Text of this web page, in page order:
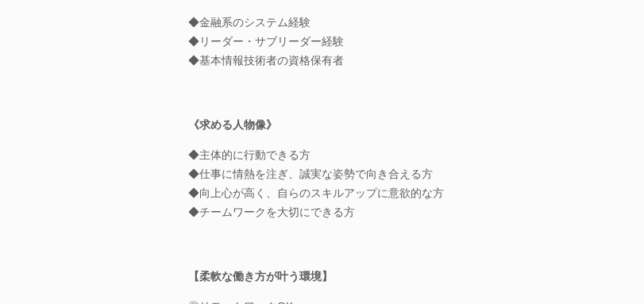
◆金融系のシステム経験
◆リーダー・サブリーダー経験
◆基本情報技術者の資格保有者
《求める人物像》
◆主体的に行動できる方
◆仕事に情熱を注ぎ、誠実な姿勢で向き合える方
◆向上心が高く、自らのスキルアップに意欲的な方
◆チームワークを大切にできる方
【柔軟な働き方が叶う環境】